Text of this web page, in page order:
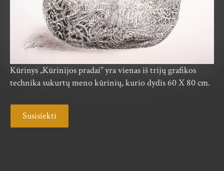
Kūrinys „Kūrinijos pradai” yra vienas iš trijų grafikos
technika sukurtų meno kūrinių, kurio dydis 60 X 80 cm.
Susisiekti